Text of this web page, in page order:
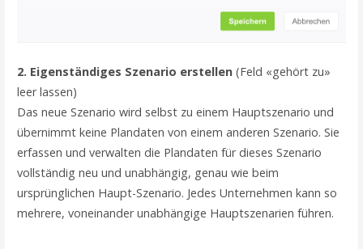
2. Eigenständiges Szenario erstellen(Feld «gehört zu»
leer lassen)
Das neue Szenario wird selbst zu einem Hauptszenario und
übernimmt keine Plandaten von einem anderen Szenario. Sie
erfassen und verwalten die Plandaten für dieses Szenario
vollständig neu und unabhängig, genau wie beim
ursprünglichen Haupt-Szenario. Jedes Unternehmen kann so
mehrere, voneinander unabhängige Hauptszenarien führen.